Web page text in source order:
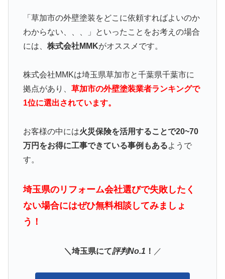
「草加市の外壁塗装をどこに依頼すればよいのか
わからない、、、」といったことをお考えの場合
には、 株式会社MMKがオススメです。
株式会社MMKは埼玉県草加市と千葉県千葉市に
拠点があり、 草加市の外壁塗装業者ランキングで
1位に選出されています。
お客様の中には火災保険を活用することで20~70
万円をお得に工事できている事例もあるようで
す。
埼玉県のリフォーム会社選びで失敗したく
ない場合にはぜひ無料相談してみましょ
う！
＼埼玉県にて評判No.1 ！ ／